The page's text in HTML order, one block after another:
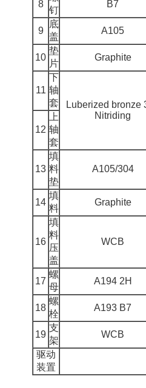
8
钉
B7
9
底
盖
A105
10
垫
片
Graphite
11
下
轴
套
Luberized bronze
Nitriding
12
上
轴
套
13
填
料
垫
A105/304
14
填
料
Graphite
16
填
料
压
盖
WCB
17
螺
母
A194 2H
18
螺
栓
A193 B7
19
支
架
WCB
驱动
装置